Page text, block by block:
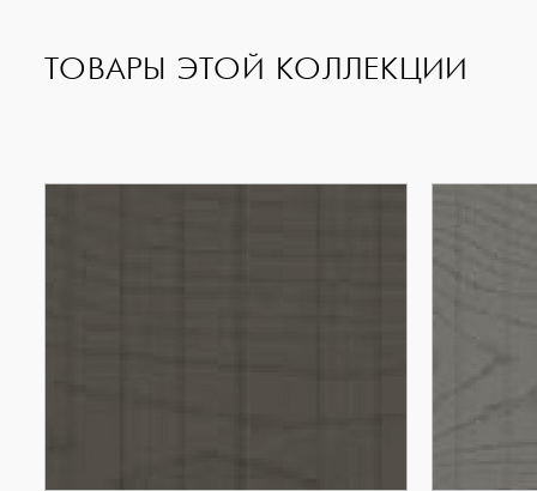
разнообразие дизайнов и цветов.
ТОВАРЫ ЭТОЙ КОЛЛЕКЦИИ